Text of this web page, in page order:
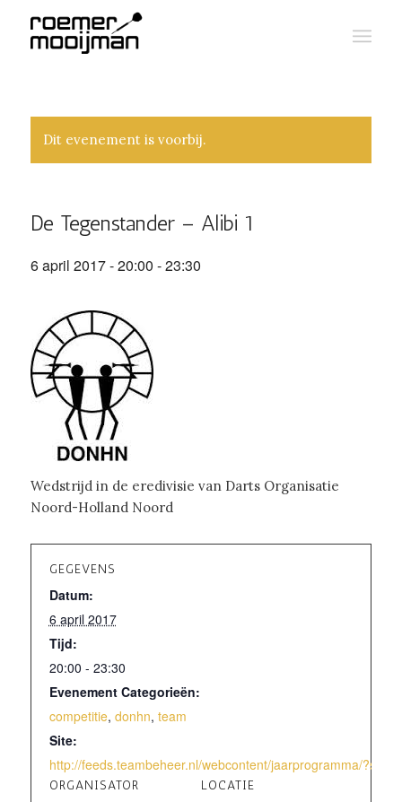
Dit evenement is voorbij.
De Tegenstander – Alibi 1
6 april 2017 - 20:00 -23:30
Wedstrijd in de eredivisie van Darts Organisatie
Noord-Holland Noord
GEGEVENS
Datum:
6 april 2017
Tijd:
20:00 - 23:30
Evenement Categorieën:
competitie, donhn, team
Site:
http://feeds.teambeheer.nl/webcontent/jaarprogramma/
LOCATIE
ORGANISATOR